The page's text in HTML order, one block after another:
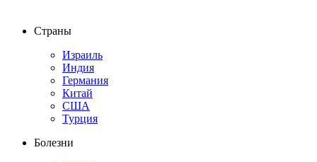
Страны
Израиль
Индия
Германия
Китай
США
Турция
Болезни